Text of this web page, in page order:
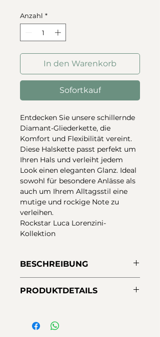
Anzahl *
In den Warenkorb
Sofortkauf
Entdecken Sie unsere schillernde
Diamant-Gliederkette, die
Komfort und Flexibilität vereint.
Diese Halskette passt perfekt um
Ihren Hals und verleiht jedem
Look einen eleganten Glanz. Ideal
sowohl für besondere Anlässe als
auch um Ihrem Alltagsstil eine
mutige und rockige Note zu
verleihen.
Rockstar Luca Lorenzini-
Kollektion
BESCHREIBUNG
Sterlingsilber mit Diamant-Finish.
Rockstar Luca Lorenzini-
PRODUKTDETAILS
Ausführungen:
plus Diamant-Finish